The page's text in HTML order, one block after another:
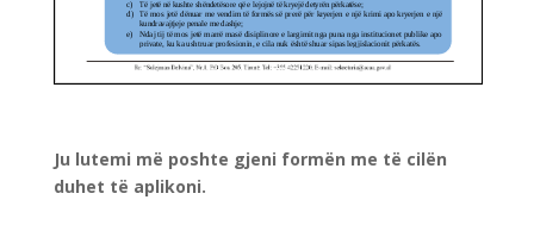
Ju lutemi më poshte gjeni formën me të cilën
duhet të aplikoni.